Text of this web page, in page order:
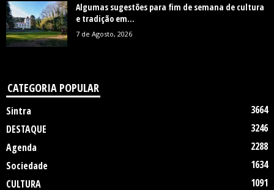
Algumas sugestões para fim de semana de cultura
e tradição em...
7 de Agosto, 2026
CATEGORIA POPULAR
Sintra
3664
DESTAQUE
3246
Agenda
2288
Sociedade
1634
CULTURA
1091